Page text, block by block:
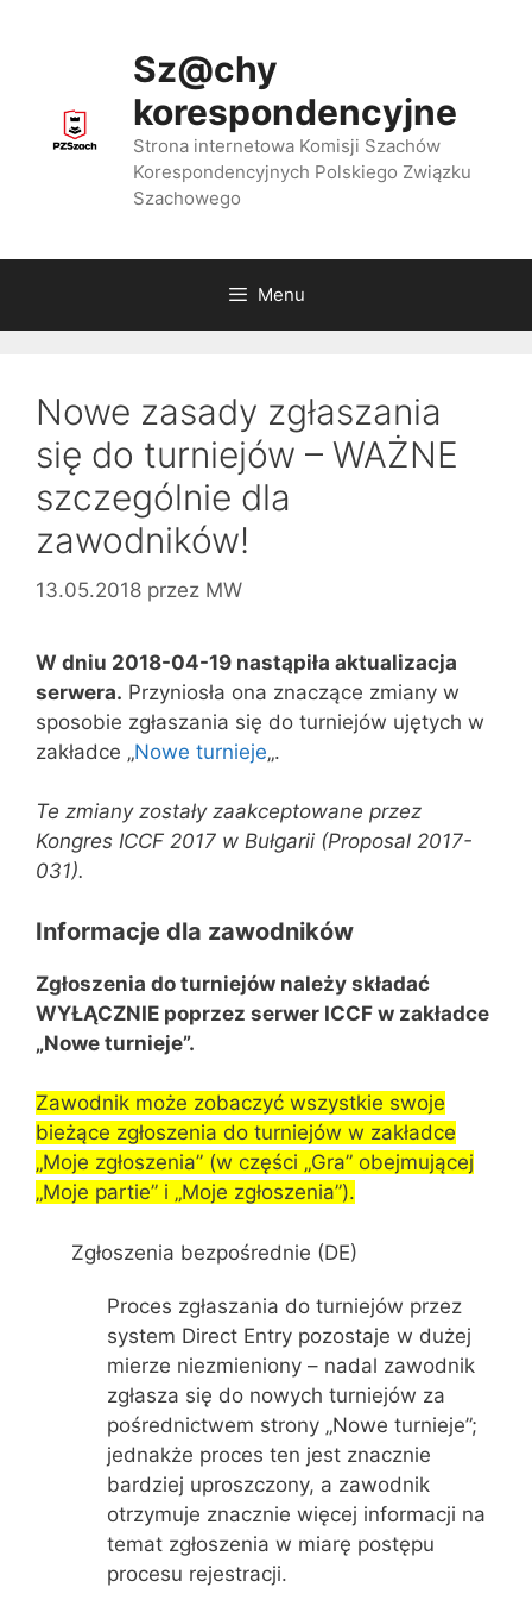
Sz@chy
korespondencyjne
Strona internetowa Komisji Szachów
Korespondencyjnych Polskiego Związku
Szachowego
Menu
Nowe zasady zgłaszania
się do turniejów – WAŻNE
szczególnie dla
zawodników!
13.05.2018 przez MW
W dniu 2018-04-19 nastąpiła aktualizacja
serwera. Przyniosła ona znaczące zmiany w
sposobie zgłaszania się do turniejów ujętych w
zakładce „Nowe turnieje„.
Te zmiany zostały zaakceptowane przez
Kongres ICCF 2017 w Bułgarii (Proposal 2017-
031).
Informacje dla zawodników
Zgłoszenia do turniejów należy składać
WYŁĄCZNIE poprzez serwer ICCF w zakładce
„Nowe turnieje”.
Zawodnik może zobaczyć wszystkie swoje
bieżące zgłoszenia do turniejów w zakładce
„Moje zgłoszenia” (w części „Gra” obejmującej
„Moje partie” i „Moje zgłoszenia”).
Zgłoszenia bezpośrednie (DE)
Proces zgłaszania do turniejów przez
system Direct Entry pozostaje w dużej
mierze niezmieniony – nadal zawodnik
zgłasza się do nowych turniejów za
pośrednictwem strony „Nowe turnieje”;
jednakże proces ten jest znacznie
bardziej uproszczony, a zawodnik
otrzymuje znacznie więcej informacji na
temat zgłoszenia w miarę postępu
procesu rejestracji.